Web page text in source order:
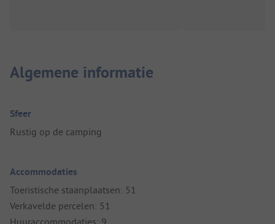
Algemene informatie
Sfeer
Rustig op de camping
Accommodaties
Toeristische staanplaatsen: 51
Verkavelde percelen: 51